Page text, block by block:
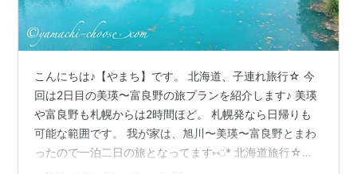
こんにちは♪【やまち】です。 北海道、子連れ旅行☆ 今
回は2日目の美瑛〜富良野の旅プランを紹介します♪ 美瑛
や富良野も札幌からは2時間ほど。 札幌発なら日帰りも
可能な範囲です。 我が家は、旭川〜美瑛〜富良野とまわ
ったので一泊二日の旅となってます⑅◡̈* 北海道旅行☆美